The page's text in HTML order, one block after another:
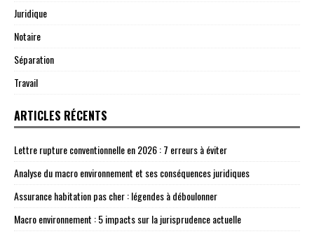
Juridique
Notaire
Séparation
Travail
ARTICLES RÉCENTS
Lettre rupture conventionnelle en 2026 : 7 erreurs à éviter
Analyse du macro environnement et ses conséquences juridiques
Assurance habitation pas cher : légendes à déboulonner
Macro environnement : 5 impacts sur la jurisprudence actuelle